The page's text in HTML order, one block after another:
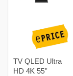
TV QLED Ultra
HD 4K 55''